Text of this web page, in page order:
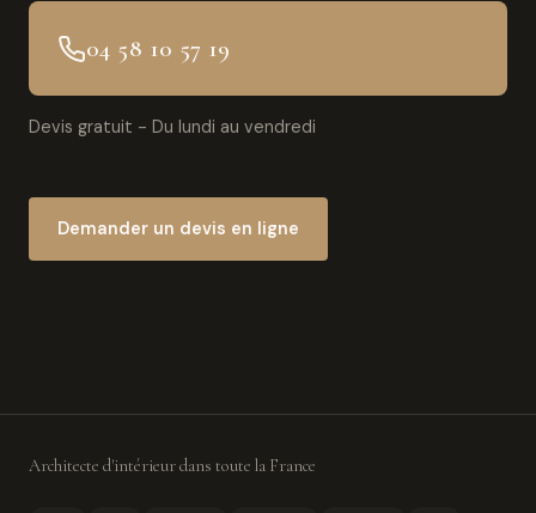
04 58 10 57 19
Devis gratuit - Du lundi au vendredi
Demander un devis en ligne
Architecte d'intérieur dans toute la France